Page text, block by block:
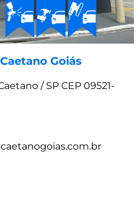
Goiás
/ SP CEP 09521-